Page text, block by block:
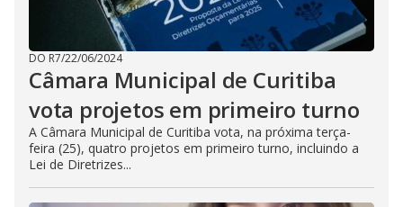
DO R7/22/06/2024
Câmara Municipal de Curitiba
vota projetos em primeiro turno
A Câmara Municipal de Curitiba vota, na próxima terça-
feira (25), quatro projetos em primeiro turno, incluindo a
Lei de Diretrizes...